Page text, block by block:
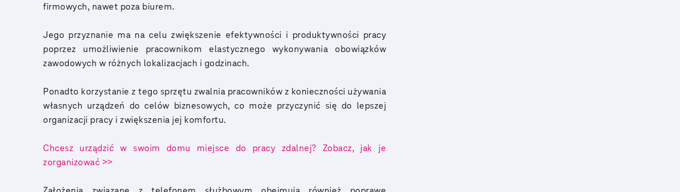
firmowych, nawet poza biurem.
Jego przyznanie ma na celu zwiększenie efektywności i produktywności pracy
poprzez umożliwienie pracownikom elastycznego wykonywania obowiązków
zawodowych w różnych lokalizacjach i godzinach.
Ponadto korzystanie z tego sprzętu zwalnia pracowników z konieczności używania
własnych urządzeń do celów biznesowych, co może przyczynić się do lepszej
organizacji pracy i zwiększenia jej komfortu.
Chcesz urządzić w swoim domu miejsce do pracy zdalnej? Zobacz, jak je
zorganizować >>